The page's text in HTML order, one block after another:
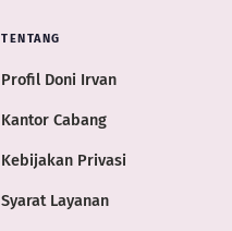
TENTANG
Profil Doni Irvan
Kantor Cabang
Kebijakan Privasi
Syarat Layanan